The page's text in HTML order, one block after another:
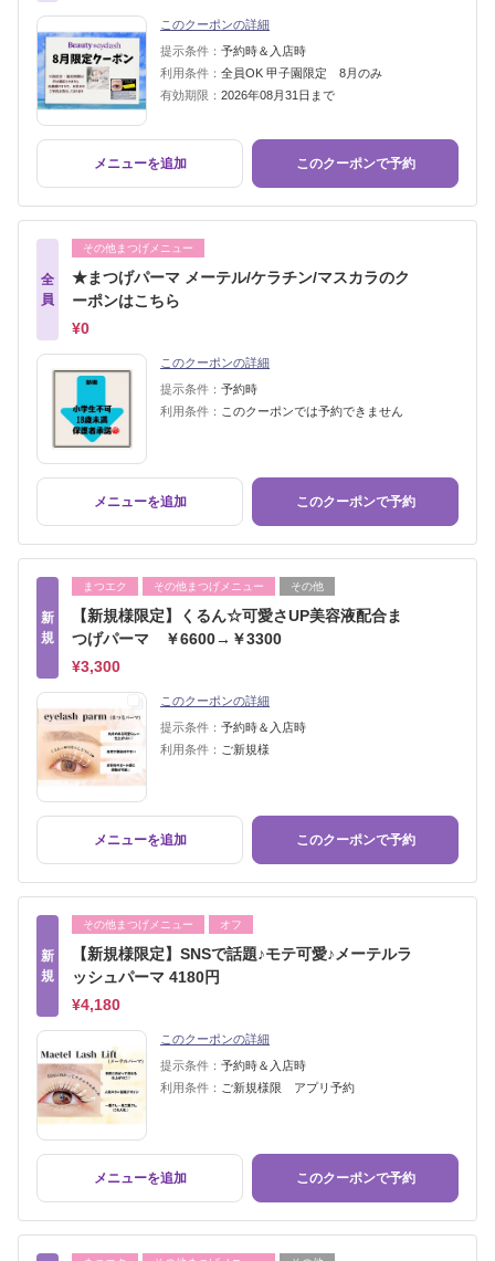
このクーポンの詳細
提示条件： 予約時＆入店時
利用条件： 全員OK 甲子園限定 8月のみ
有効期限： 2026年08月31日まで
メニューを追加 このクーポンで予約
全
員
その他まつげメニュー
★まつげパーマ メーテル/ケラチン/マスカラのク
ーポンはこちら
¥0
このクーポンの詳細
提示条件： 予約時
利用条件： このクーポンでは予約できません
メニューを追加 このクーポンで予約
新
規
まつエク その他まつげメニュー その他
【新規様限定】くるん☆可愛さUP美容液配合ま
つげパーマ ￥6600→￥3300
¥3,300
このクーポンの詳細
提示条件： 予約時＆入店時
利用条件： ご新規様
メニューを追加 このクーポンで予約
新
規
その他まつげメニュー オフ
【新規様限定】SNSで話題♪モテ可愛♪メーテルラ
ッシュパーマ 4180円
¥4,180
このクーポンの詳細
提示条件： 予約時＆入店時
利用条件： ご新規様限 アプリ予約
メニューを追加 このクーポンで予約